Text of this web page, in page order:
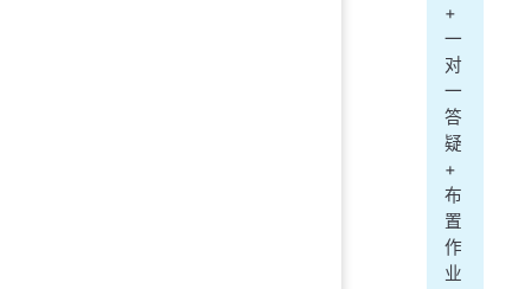
+
一
对
一
答
疑
+
布
置
作
业